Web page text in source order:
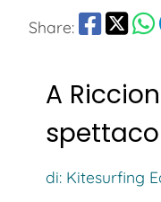
Share:
A
di: Kitesurfing